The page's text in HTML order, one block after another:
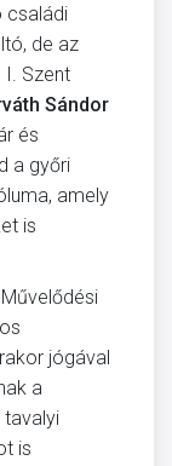
családi
de az
I. Szent
Sándor
és
a győri
amely
is
jógával
a
is